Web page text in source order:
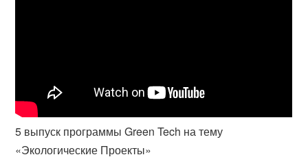
5 выпуск программы Green Tech на тему
«Экологические Проекты»